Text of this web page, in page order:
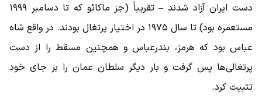
دست ایران آزاد شدند – تقریباً (جز ماکائو که تا دسامبر ۱۹۹۹
مستعمره بود) تا سال ۱۹۷۵ در اختیار پرتغال بودند. در واقع شاه
عباس بود که هرمز، بندرعباس و همچنین مسقط را از دست
پرتغالی‌ها پس گرفت و بار دیگر سلطان عمان را بر جای خود
تثبیت کرد.